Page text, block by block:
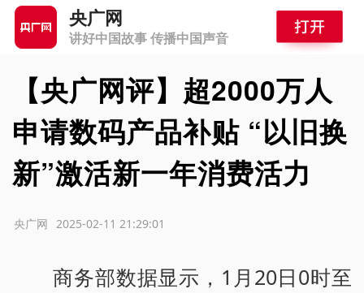
央广网
讲好中国故事 传播中国声音
【央广网评】超2000万人
申请数码产品补贴 “以旧换
新”激活新一年消费活力
2025-02-11 21:29:01
央广网
商务部数据显示，1月20日0时至